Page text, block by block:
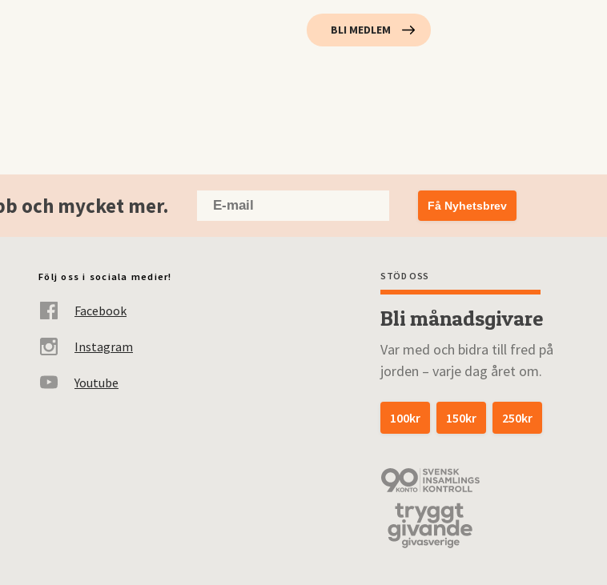
BLI MEDLEM
och mycket mer. Få Nyhetsbrev
Följ oss i sociala medier!
Facebook
Instagram
Youtube
STÖD OSS
Bli månadsgivare
Var med och bidra till fred på
jorden – varje dag året om.
100kr 150kr 250kr